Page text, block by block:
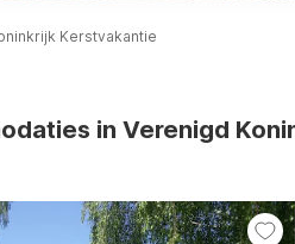
Kerstvakantie
in Verenigd